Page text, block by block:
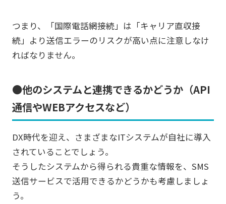
つまり、「国際電話網接続」は「キャリア直収接
続」より送信エラーのリスクが高い点に注意しなけ
ればなりません。
●他のシステムと連携できるかどうか（API
通信やWEBアクセスなど）
DX時代を迎え、さまざまなITシステムが自社に導入
されていることでしょう。
そうしたシステムから得られる貴重な情報を、SMS
送信サービスで活用できるかどうかも考慮しましょ
う。